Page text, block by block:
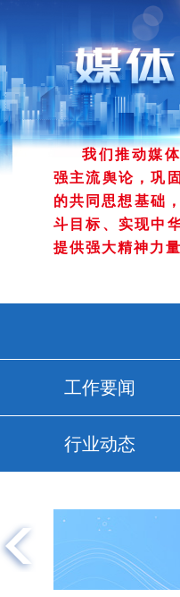
我们推动媒
强主流舆论，巩
的共同思想基础
斗目标、实现中
提供强大精神力
工作要闻
行业动态